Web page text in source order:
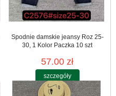
Spodnie damskie jeansy Roz 25-
30, 1 Kolor Paczka 10 szt
57.00 zł
szczegóły